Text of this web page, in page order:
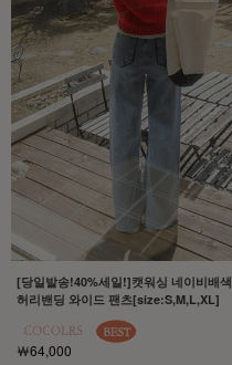
[당일발송!40%세일!]캣워싱 네이비배색
허리밴딩 와이드 팬츠[size:S,M,L,XL]
￦64,000